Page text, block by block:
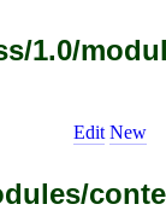
1.0/
Edit New